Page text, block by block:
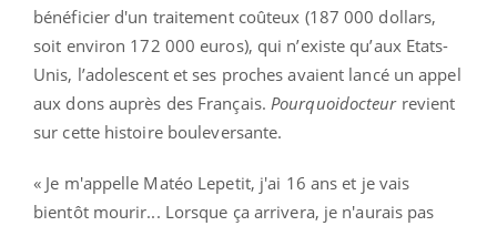
bénéficier d'un traitement coûteux (187 000 dollars,
soit environ 172 000 euros), qui n’existe qu’aux Etats-
Unis, l’adolescent et ses proches avaient lancé un appel
aux dons auprès des Français. Pourquoidocteurrevient
sur cette histoire bouleversante.
« Je m'appelle Matéo Lepetit, j'ai 16 ans et je vais
bientôt mourir... Lorsque ça arrivera, je n'aurais pas